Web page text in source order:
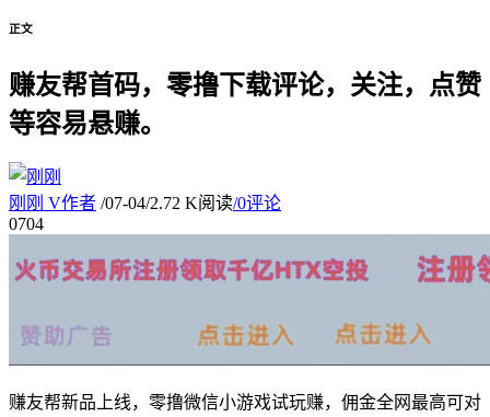
正文
赚友帮首码，零撸下载评论，关注，点赞
等容易悬赚。
刚刚 V作者 /07-04/2.72 K阅读/0评论
0704
赚友帮新品上线，零撸微信小游戏试玩赚，佣金全网最高可对